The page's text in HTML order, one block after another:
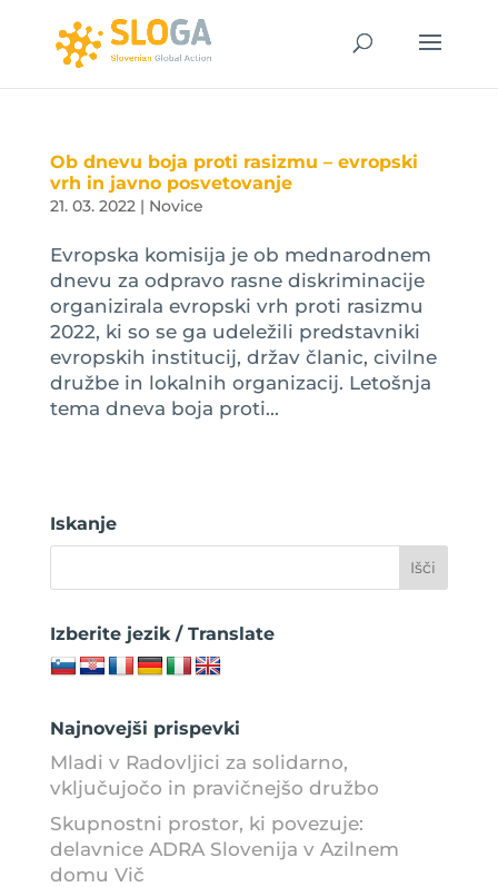
Ob dnevu boja proti rasizmu – evropski
vrh in javno posvetovanje
21. 03. 2022| Novice
Evropska komisija je ob mednarodnem
dnevu za odpravo rasne diskriminacije
organizirala evropski vrh proti rasizmu
2022, ki so se ga udeležili predstavniki
evropskih institucij, držav članic, civilne
družbe in lokalnih organizacij. Letošnja
tema dneva boja proti...
Iskanje
Izberite jezik / Translate
Najnovejši prispevki
Mladi v Radovljici za solidarno,
vključujočo in pravičnejšo družbo
Skupnostni prostor, ki povezuje:
delavnice ADRA Slovenija v Azilnem
domu Vič